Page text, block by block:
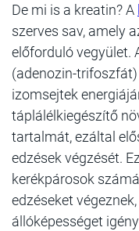
De mi is a kreatin? A
szerves sav, amely
előforduló vegyület.
(adenozin-
izomsejtek
táplálélkiegészítő
tartalmát, ezáltal
edzések végzését.
kerékpárosok
edzéseket
állóképességet